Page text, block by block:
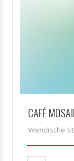
CAFÉ
Wendische